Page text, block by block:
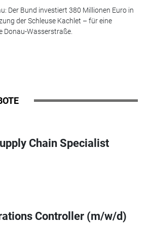
Der Bund investiert 380 Millionen Euro in
der Schleuse Kachlet – für eine
Donau-Wasserstraße.
Chain Specialist
Controller (m/w/d)